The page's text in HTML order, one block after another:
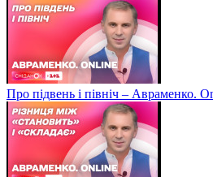
Про підвень і північ – Авраменко.